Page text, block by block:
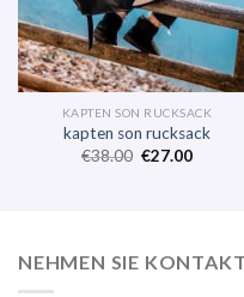
KAPTEN SON RUCKSACK
kapten son rucksack
€38.00 €27.00
NEHMEN SIE